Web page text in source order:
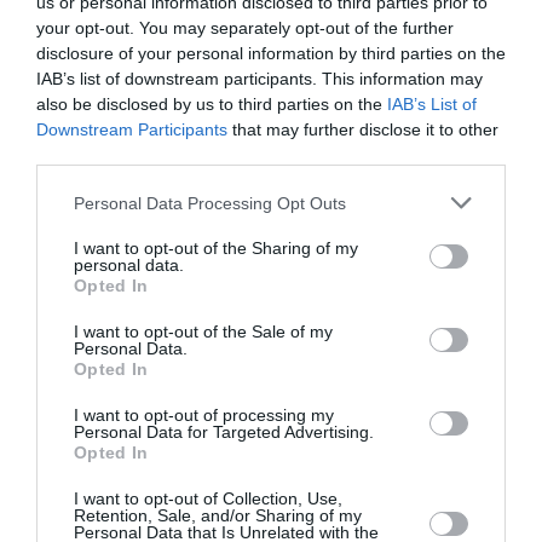
your opt-out. You may separately opt-out of the further
disclosure of your personal information by third parties on the
IAB’s list of downstream participants. This information may
also be disclosed by us to third parties on the IAB’s List of
Downstream Participants that may further disclose it to other
Please note that this website/app uses one or more Google
not limited to your visit or usage behaviour. You may click to
grant or deny consent to Google and its third-party tags to
use your data for below specified purposes in below Google
consent section.
Personal Data Processing Opt Outs
I want to opt-out of the Sharing of my
personal data.
Opted In
I want to opt-out of the Sale of my
Personal Data.
Opted In
I want to opt-out of processing my
Personal Data for Targeted Advertising.
Opted In
I want to opt-out of Collection, Use,
Retention, Sale, and/or Sharing of my
Personal Data that Is Unrelated with the
«Απολύτως καταδικαστέα» χαρακτηρίζει ο ΣΥΡΙΖΑ την
επίθεση του Κυριάκου Βελόπουλου στον Δημήτρη
Καιρίδη στη Βουλή. Στην ανακοίνωση του ΣΥΡΙΖΑ
αναφέρ...